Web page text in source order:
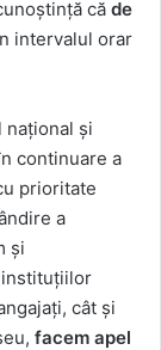
că de
intervalul orar
național și
continuare a
prioritate
a
și
cât și
facem apel